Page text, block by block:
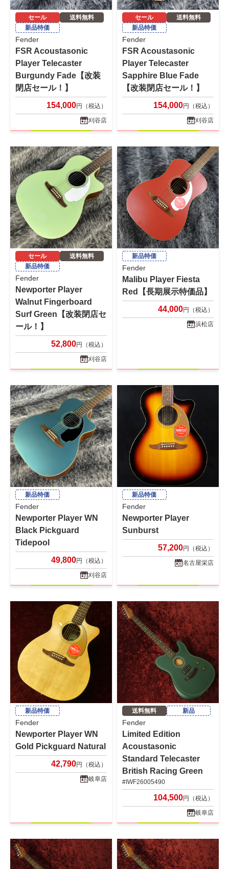
セール
送料無料
新品特価
Fender
FSR Acoustasonic
Player Telecaster
Burgundy Fade【改装
閉店セール！】
154,000円（税込）
刈谷店
セール
送料無料
新品特価
Fender
FSR Acoustasonic
Player Telecaster
Sapphire Blue Fade
【改装閉店セール！】
154,000円（税込）
刈谷店
セール
送料無料
新品特価
Fender
Newporter Player
Walnut Fingerboard
Surf Green【改装閉店セ
ール！】
52,800円（税込）
刈谷店
新品特価
Fender
Malibu Player Fiesta
Red【長期展示特価品】
44,000円（税込）
浜松店
新品特価
Fender
Newporter Player WN
Black Pickguard
Tidepool
49,800円（税込）
刈谷店
新品特価
Fender
Newporter Player
Sunburst
57,200円（税込）
名古屋栄店
新品特価
Fender
Newporter Player WN
Gold Pickguard Natural
42,790円（税込）
岐阜店
送料無料 新品
Fender
Limited Edition
Acoustasonic
Standard Telecaster
British Racing Green
#IWF26005490
104,500円（税込）
岐阜店